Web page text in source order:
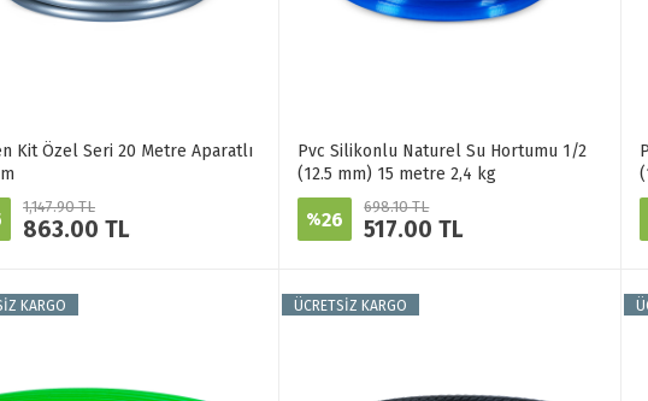
Kit Özel Seri 20 Metre Aparatlı
1,147.90 TL
863.00 TL
Pvc Silikonlu Naturel Su Hortumu 1/2
(12.5 mm) 15 metre 2,4 kg
%26
698.10 TL
517.00 TL
KARGO
ÜCRETSİZ KARGO